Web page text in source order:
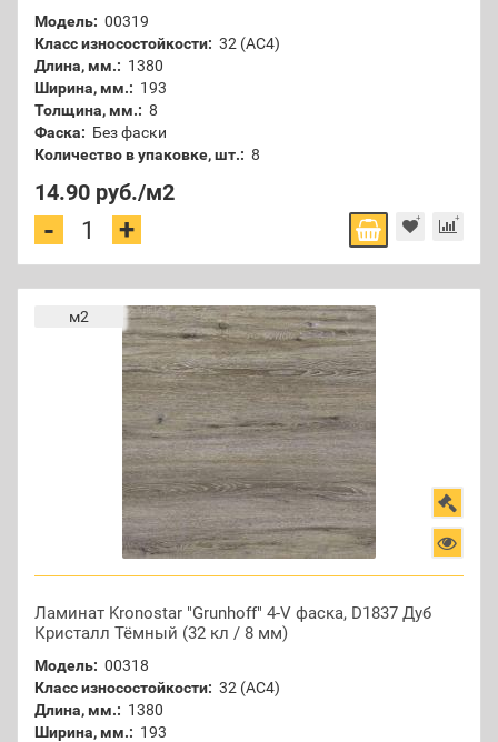
Модель: 00319
Класс износостойкости: 32 (АС4)
Длина, мм.: 1380
Ширина, мм.: 193
Толщина, мм.: 8
Фаска: Без фаски
Количество в упаковке, шт.: 8
14.90 руб./м2
+
-
м2
Ламинат Kronostar "Grunhoff" 4-V фаска, D1837 Дуб
Кристалл Тёмный (32 кл / 8 мм)
Модель: 00318
Класс износостойкости: 32 (АС4)
Длина, мм.: 1380
Ширина, мм.: 193